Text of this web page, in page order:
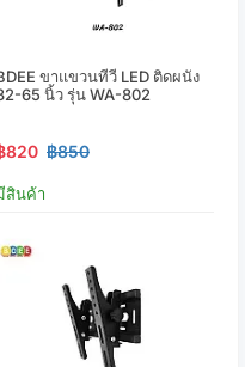
ขาแขวนทีวี LED ติดผนัง
65 นิ้ว รุ่น WA-802
820 ฿850
สินค้า